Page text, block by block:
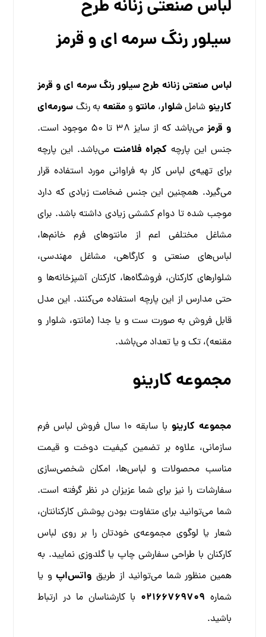
لباس صنعتی زنانه طرح
سیلور رنگ سرمه‌ ای و قرمز
لباس صنعتی زنانه طرح سیلور رنگ سرمه‌ ای و قرمز
کارینو شاملشلوار، مانتو و مقنعه به رنگ سورمه‌ای
و قرمز
می‌باشد که از سایز 38 تا 50 موجود است.
جنس این پارچه کجراه فلامنت می‌باشد. این پارچه
برای تهیه‌ی لباس کار به فراوانی مورد استفاده قرار
می‌گیرد. همچنین این جنس ضخامت زیادی که دارد
موجب شده تا دوام کششی زیادی داشته باشد. برای
مشاغل مختلفی اعم از مانتو‌های فرم خانم‌ها،
لباس‌های صنعتی و کارگاهی، مشاغل مهندسی،
شلوار‌های کارکنان، فروشگاه‌ها، کارکنان آشپزخانه‌ها و
حتی مدارس از این پارچه استفاده می‌کنند. این مدل
قابل فروش به صورت ست و یا جدا (مانتو، شلوار و
مقنعه)، تک و یا تعداد می‌باشد.
مجموعه کارینو
مجموعه کارینو
با سابقه 10 سال فروش لباس فرم
سازمانی، علاوه بر تضمین کیفیت دوخت و قیمت
مناسب محصولات و لباس‌ها، امکان شخصی‌سازی
سفارشات را نیز برای شما عزیزان در نظر گرفته است.
شما می‌توانید برای متفاوت بودن پوشش کارکنانتان،
شعار یا لوگوی مجموعه‌ی خودتان را بر روی لباس
کارکنان با طراحی سفارشی چاپ یا گلدوزی نمایید. به
همین منظور شما می‌توانید از طریق واتس‌اپو یا
شماره 02166769709 با کارشناسان ما در ارتباط
باشید.